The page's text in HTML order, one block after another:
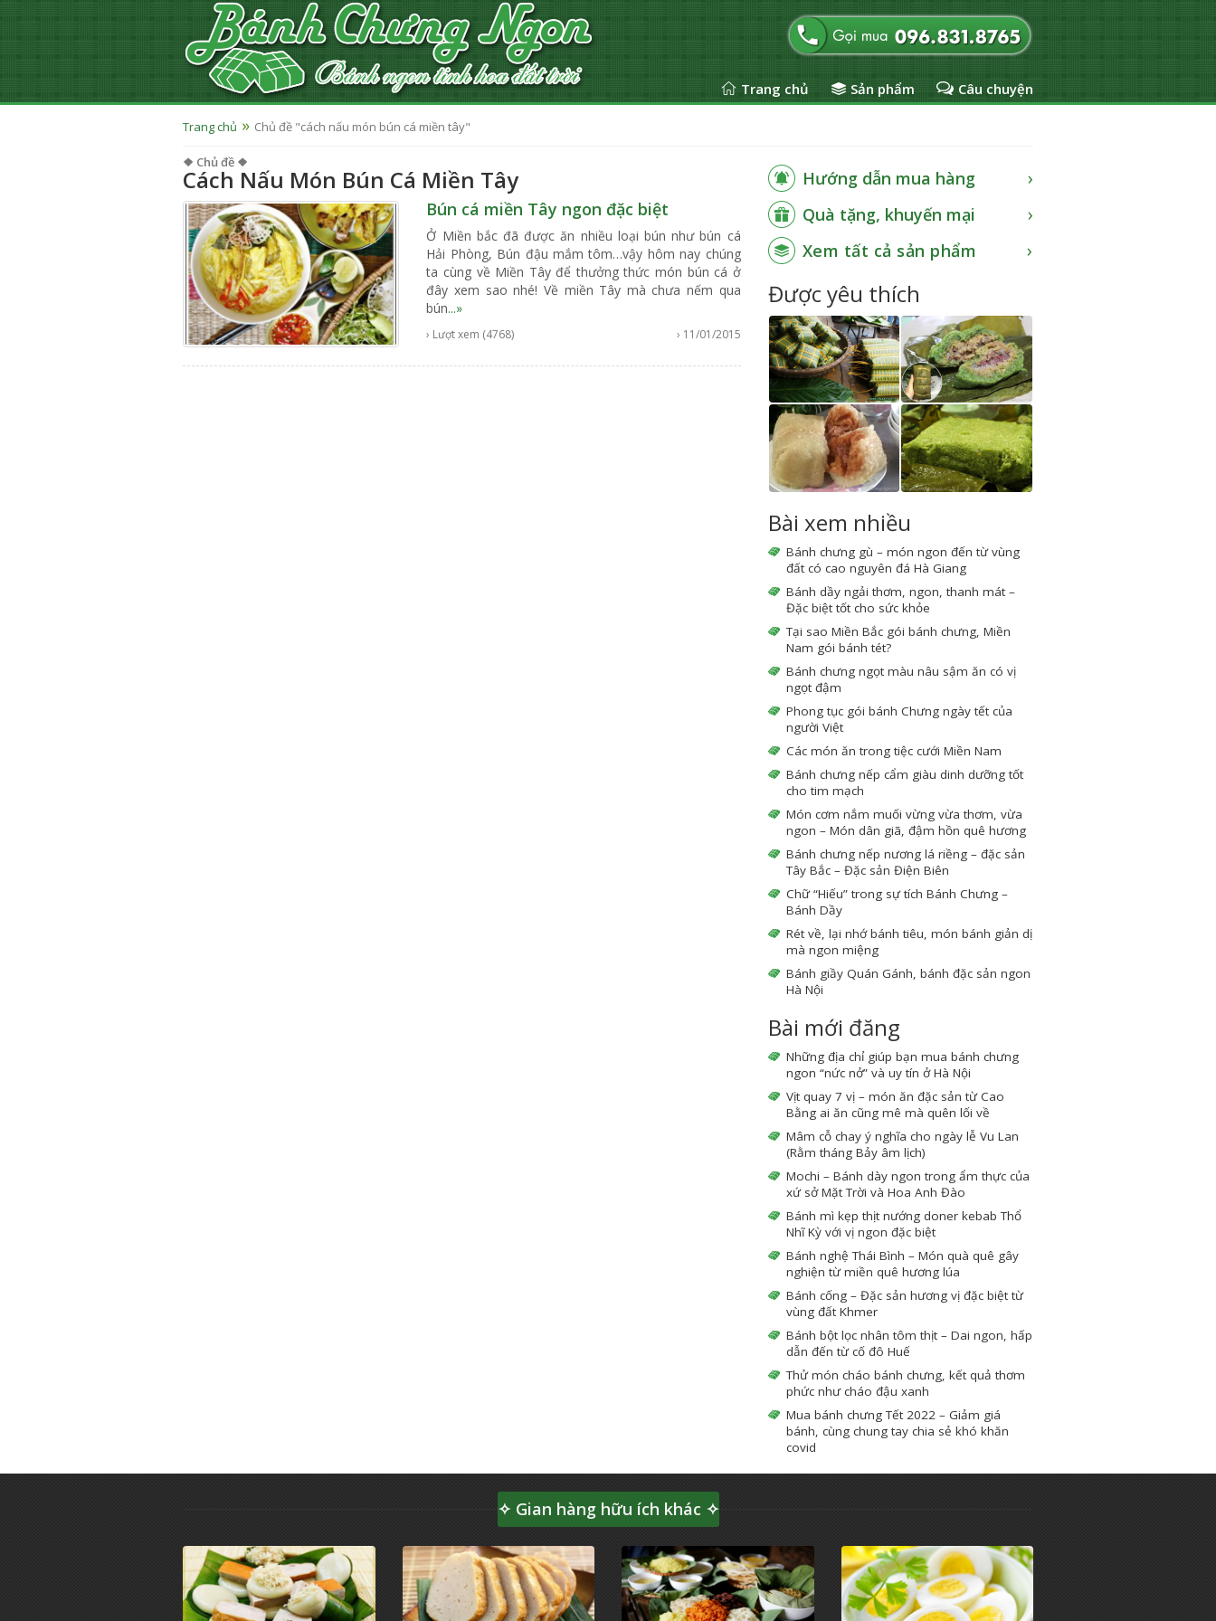
Trang chủ Sản phẩm Câu chuyện
Trang chủ Chủ đề "cách nấu món bún cá miền tây"
❖ Chủ đề ❖
Cách Nấu Món Bún Cá Miền Tây
Bún cá miền Tây ngon đặc biệt
Ở Miền bắc đã được ăn nhiều loại bún như bún cá
Hải Phòng, Bún đậu mắm tôm…vậy hôm nay chúng
ta cùng về Miền Tây để thưởng thức món bún cá ở
đây xem sao nhé! Về miền Tây mà chưa nếm qua
bún...»
› Lượt xem (4768) › 11/01/2015
Hướng dẫn mua hàng
Quà tặng, khuyến mại
Xem tất cả sản phẩm
Được yêu thích
Bài xem nhiều
Bánh chưng gù – món ngon đến từ vùng
đất có cao nguyên đá Hà Giang
Bánh dầy ngải thơm, ngon, thanh mát –
Đặc biệt tốt cho sức khỏe
Tại sao Miền Bắc gói bánh chưng, Miền
Nam gói bánh tét?
Bánh chưng ngọt màu nâu sậm ăn có vị
ngọt đậm
Phong tục gói bánh Chưng ngày tết của
người Việt
Các món ăn trong tiệc cưới Miền Nam
Bánh chưng nếp cẩm giàu dinh dưỡng tốt
cho tim mạch
Món cơm nắm muối vừng vừa thơm, vừa
ngon – Món dân giã, đậm hồn quê hương
Bánh chưng nếp nương lá riềng – đặc sản
Tây Bắc – Đặc sản Điện Biên
Chữ “Hiếu” trong sự tích Bánh Chưng –
Bánh Dầy
Rét về, lại nhớ bánh tiêu, món bánh giản dị
mà ngon miệng
Bánh giầy Quán Gánh, bánh đặc sản ngon
Hà Nội
Bài mới đăng
Những địa chỉ giúp bạn mua bánh chưng
ngon “nức nở” và uy tín ở Hà Nội
Vịt quay 7 vị – món ăn đặc sản từ Cao
Bằng ai ăn cũng mê mà quên lối về
Mâm cỗ chay ý nghĩa cho ngày lễ Vu Lan
(Rằm tháng Bảy âm lịch)
Mochi – Bánh dày ngon trong ẩm thực của
xứ sở Mặt Trời và Hoa Anh Đào
Bánh mì kẹp thịt nướng doner kebab Thổ
Nhĩ Kỳ với vị ngon đặc biệt
Bánh nghệ Thái Bình – Món quà quê gây
nghiện từ miền quê hương lúa
Bánh cống – Đặc sản hương vị đặc biệt từ
vùng đất Khmer
Bánh bột lọc nhân tôm thịt – Dai ngon, hấp
dẫn đến từ cố đô Huế
Thử món cháo bánh chưng, kết quả thơm
phức như cháo đậu xanh
Mua bánh chưng Tết 2022 – Giảm giá
bánh, cùng chung tay chia sẻ khó khăn
covid
✧ Gian hàng hữu ích khác ✧